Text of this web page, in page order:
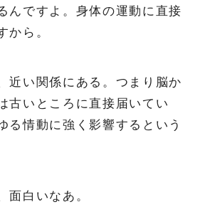
んですよ。身体の運動に直接
から。
近い関係にある。つまり脳か
古いところに直接届いてい
る情動に強く影響するという
面白いなあ。